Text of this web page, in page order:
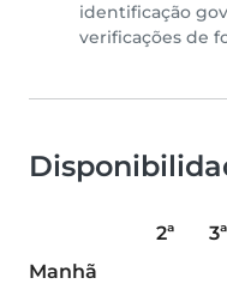
identificação
verificações de
2ª 3ª
Manhã